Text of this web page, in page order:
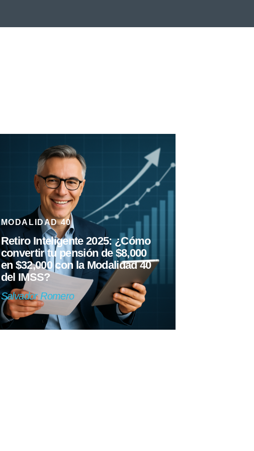
MODALIDAD 40
Retiro Inteligente 2025: ¿Cómo
convertir tu pensión de $8,000
en $32,000 con la Modalidad 40
del IMSS?
Salvador Romero